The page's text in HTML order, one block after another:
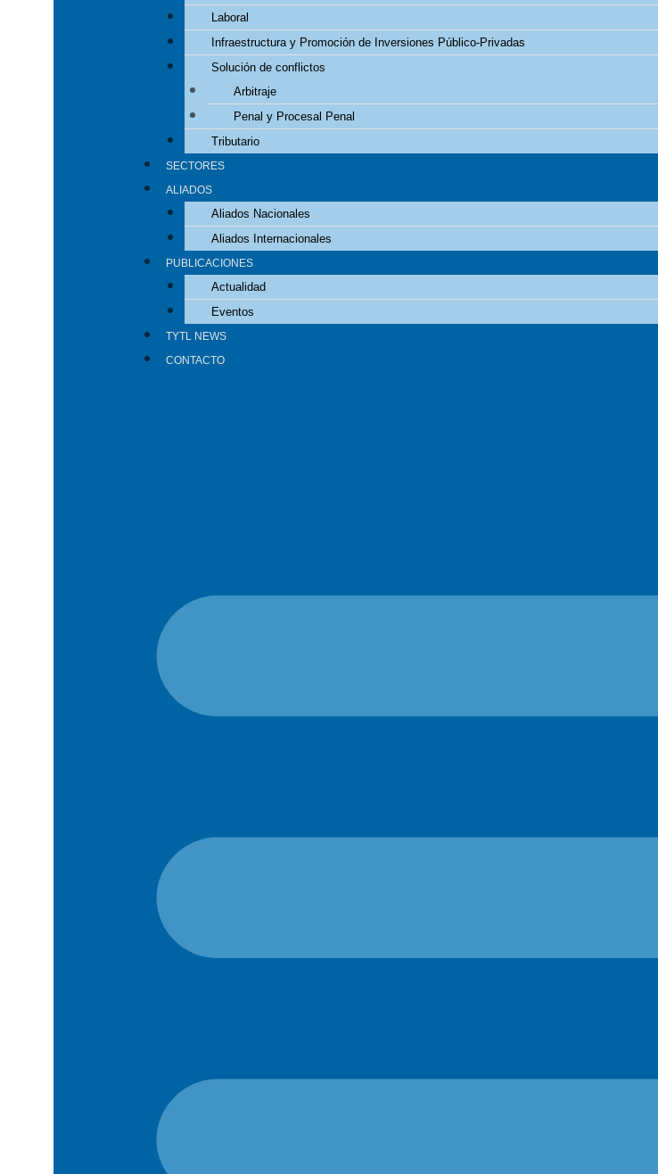
Laboral
Infraestructura y Promoción de Inversiones Público-Privadas
Solución de conflictos
Arbitraje
Penal y Procesal Penal
Tributario
SECTORES
ALIADOS
Aliados Nacionales
Aliados Internacionales
PUBLICACIONES
Actualidad
Eventos
TYTL NEWS
CONTACTO